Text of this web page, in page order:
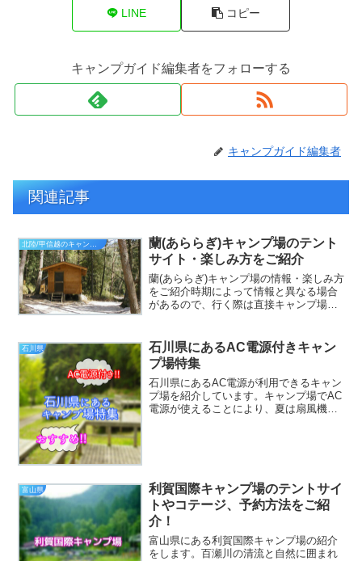
LINE コピー
キャンプガイド編集者をフォローする
キャンプガイド編集者
関連記事
蘭(あららぎ)キャンプ場のテント
サイト・楽しみ方をご紹介
蘭(あららぎ)キャンプ場の情報・楽しみ方
をご紹介時期によって情報と異なる場合
があるので、行く際は直接キャンプ場に
サイト案内図出典元：公式サイトアクセ
ス長野県木曽郡南木...
石川県
石川県にあるAC電源付きキャン
プ場特集
石川県にあるAC電源が利用できるキャン
プ場を紹介しています。キャンプ場でAC
電源が使えることにより、夏は扇風機、
富山県
利賀国際キャンプ場のテントサイ
トやコテージ、予約方法をご紹
介！
富山県にある利賀国際キャンプ場の紹介
をします。百瀬川の清流と自然に囲まれ